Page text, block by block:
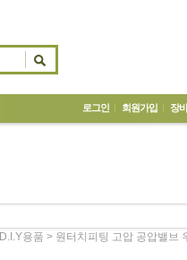
로그인 회원가입 장
D.I.Y용품 > 원터치피팅 고압 공압밸브